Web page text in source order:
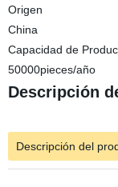
Origen
China
Capacidad de
50000pieces/año
Descripción
Descripción del